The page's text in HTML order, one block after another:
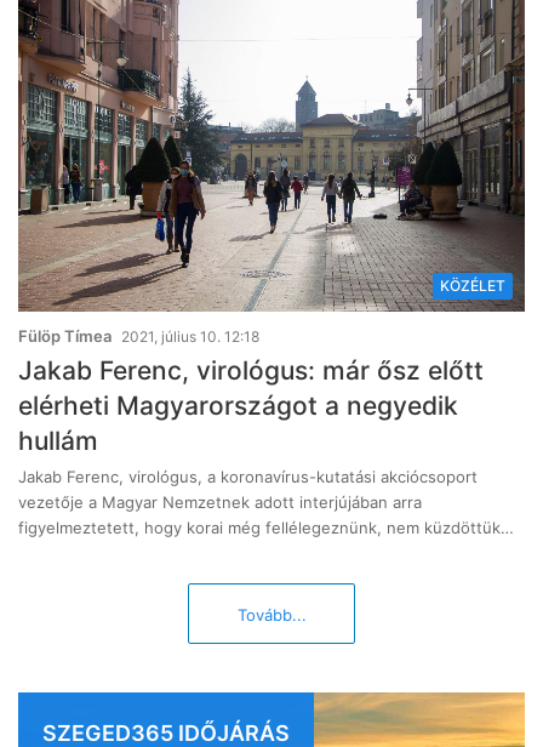
KÖZÉLET
Fülöp Tímea 2021, július 10. 12:18
Jakab Ferenc, virológus: már ősz előtt
elérheti Magyarországot a negyedik
hullám
Jakab Ferenc, virológus, a koronavírus-kutatási akciócsoport
vezetője a Magyar Nemzetnek adott interjújában arra
figyelmeztetett, hogy korai még fellélegeznünk, nem küzdöttük…
Tovább...
SZEGED365 IDŐJÁRÁS